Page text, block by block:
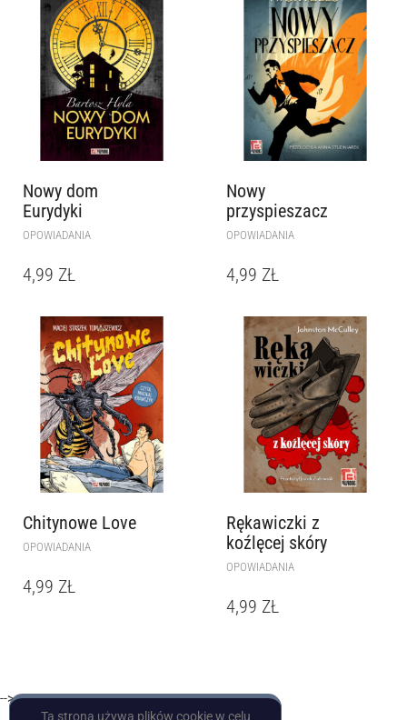
Nowy dom
Eurydyki
OPOWIADANIA
4,99 ZŁ
Nowy
przyspieszacz
OPOWIADANIA
4,99 ZŁ
Chitynowe Love
OPOWIADANIA
4,99 ZŁ
Rękawiczki z
koźlęcej skóry
OPOWIADANIA
4,99 ZŁ
-->
Ta strona używa plików cookie w celu